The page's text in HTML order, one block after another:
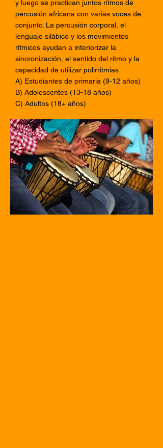
y luego se practican juntos ritmos de
percusión africana con varias voces de
conjunto. La percusión corporal, el
lenguaje silábico y los movimientos
rítmicos ayudan a interiorizar la
sincronización, el sentido del ritmo y la
capacidad de utilizar polirritmias.
A) Estudiantes de primaria (9-12 años)
B) Adolescentes (13-18 años)
C) Adultos (18+ años)